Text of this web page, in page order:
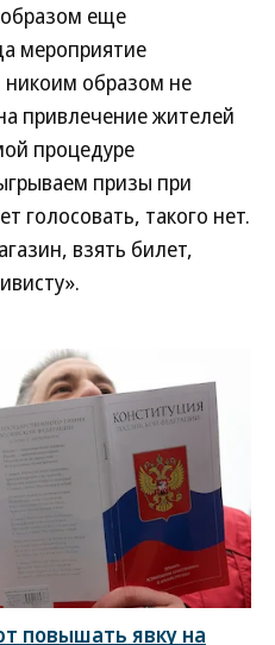
еще
мероприятие
образом не
привлечение жителей
процедуре
призы при
голосовать, такого нет.
взять билет,
повышать явку на